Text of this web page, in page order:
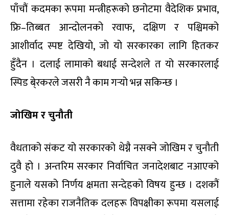
पाँचौं कदमका रूपमा मन्त्रीहरूको छनोटमा वैदेशिक प्रभाव,
फ्रि–तिब्बत आन्दोलनको रवाफ, दक्षिण र पश्चिमको
आशीर्वाद स्पष्ट देखियो, जो यो सरकारका लागि हितकर
हुँदैन । दलाई लामाको बधाई सन्देशले त यो सरकारलाई
स्पिड बे्रकरले जसरी नै काम गर्‍यो भन्न सकिन्छ ।
जोखिम र चुनौती
वैधताको संकट यो सरकारको थेग्नै नसक्ने जोखिम र चुनौती
दुवै हो । अन्तरिम सरकार निर्वाचित जनादेशबाट नआएको
हुनाले यसको निर्णय क्षमता सन्देहको विषय हुन्छ । दशकौं
सत्तामा रहेका राजनैतिक दलहरू विपक्षीका रूपमा यसलाई